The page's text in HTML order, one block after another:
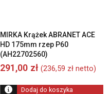
MIRKA Krążek ABRANET ACE
HD 175mm rzep P60
(AH22702560)
291,00 zł (236,59 zł netto)
Dodaj do koszyka